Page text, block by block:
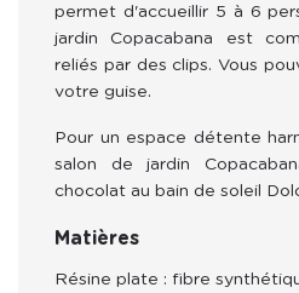
permet d'accueillir 5 à 6
jardin Copacabana est
reliés par des clips. Vous
votre guise.
Pour un espace détente
salon de jardin
chocolat au bain de soleil
Matières
Résine plate : fibre